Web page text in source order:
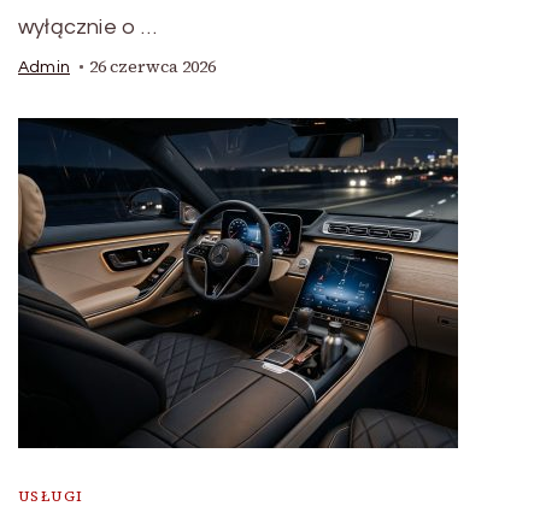
wyłącznie o …
Admin 26 czerwca 2026
USŁUGI